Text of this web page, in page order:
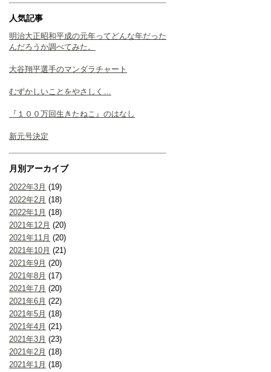
人気記事
明治大正昭和平成の元年ってどんな年だった
んだろうか調べてみた。
大谷翔平選手のマンダラチャート
むずかしいことをやさしく…
『１００万回生きたねこ』のはなし
新元号決定
月別アーカイブ
2022年3月 (19)
2022年2月 (18)
2022年1月 (18)
2021年12月 (20)
2021年11月 (20)
2021年10月 (21)
2021年9月 (20)
2021年8月 (17)
2021年7月 (20)
2021年6月 (22)
2021年5月 (18)
2021年4月 (21)
2021年3月 (23)
2021年2月 (18)
2021年1月 (18)